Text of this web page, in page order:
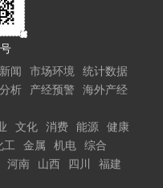
闻 市场环境
统计数据
析 产经预警
海外产经
文化 消费 能源
健康
工 金属 机电
综合
河南 山西 四川
福建